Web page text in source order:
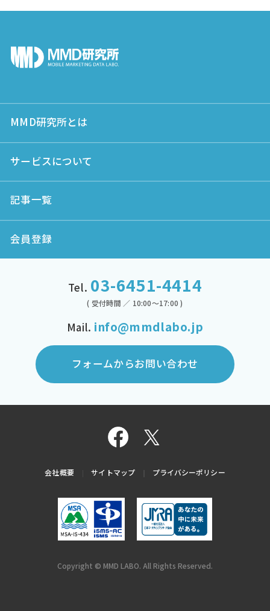
MMD研究所とは
サービスについて
記事一覧
会員登録
Tel. 03-6451-4414
( 受付時間 ／ 10:00～17:00 )
Mail. info@mmdlabo.jp
フォームからお問い合わせ
会社概要 サイトマップ プライバシーポリシー
Copyright © MMD LABO. All Rights Reserved.